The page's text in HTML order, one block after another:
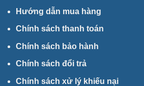
Hướng dẫn mua hàng
Chính sách thanh toán
Chính sách bảo hành
Chính sách đổi trả
Chính sách xử lý khiếu nại